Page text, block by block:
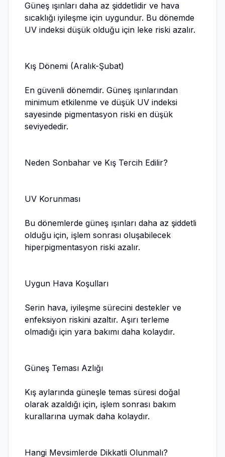
Güneş ışınları daha az şiddetlidir ve hava
sıcaklığı iyileşme için uygundur. Bu dönemde
UV indeksi düşük olduğu için leke riski azalır.
Kış Dönemi (Aralık-Şubat)
En güvenli dönemdir. Güneş ışınlarından
minimum etkilenme ve düşük UV indeksi
sayesinde pigmentasyon riski en düşük
seviyededir.
Neden Sonbahar ve Kış Tercih Edilir?
UV Korunması
Bu dönemlerde güneş ışınları daha az şiddetli
olduğu için, işlem sonrası oluşabilecek
hiperpigmentasyon riski azalır.
Uygun Hava Koşulları
Serin hava, iyileşme sürecini destekler ve
enfeksiyon riskini azaltır. Aşırı terleme
olmadığı için yara bakımı daha kolaydır.
Güneş Teması Azlığı
Kış aylarında güneşle temas süresi doğal
olarak azaldığı için, işlem sonrası bakım
kurallarına uymak daha kolaydır.
Hangi Mevsimlerde Dikkatli Olunmalı?